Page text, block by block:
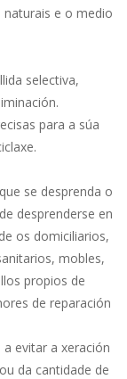
e o medio
selectiva,
para a súa
se desprenda o
desprenderse en
os domiciliarios,
mobles,
propios de
de reparación
evitar a xeración
da cantidade de